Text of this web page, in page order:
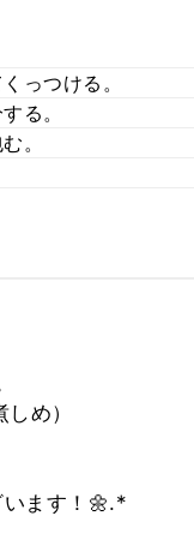
っつける。
る。
。
め）
ます！🌼.*